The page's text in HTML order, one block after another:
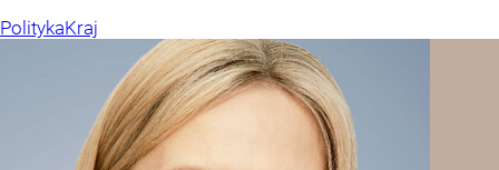
PolitykaKraj